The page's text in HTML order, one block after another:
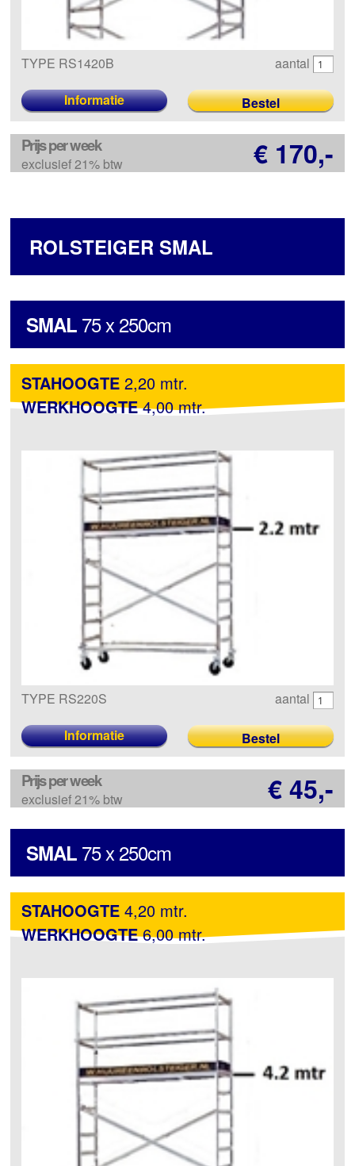
TYPE RS1420B aantal
Informatie
Prijs per week
exclusief 21% btw € 170,-
ROLSTEIGER SMAL
SMAL 75 x 250cm
STAHOOGTE2,20 mtr.
WERKHOOGTE4,00 mtr.
TYPE RS220S aantal
Informatie
Prijs per week
exclusief 21% btw € 45,-
SMAL 75 x 250cm
STAHOOGTE4,20 mtr.
WERKHOOGTE6,00 mtr.